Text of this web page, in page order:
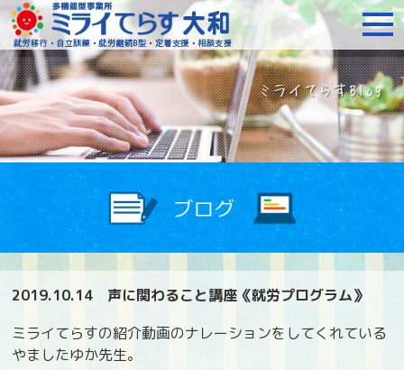
障がいをお持ちの方へ
2019.10.14
声に関わること講座《就労プログラム》
ミライてらすの紹介動画のナレーションをしてくれている
やましたゆか先生。